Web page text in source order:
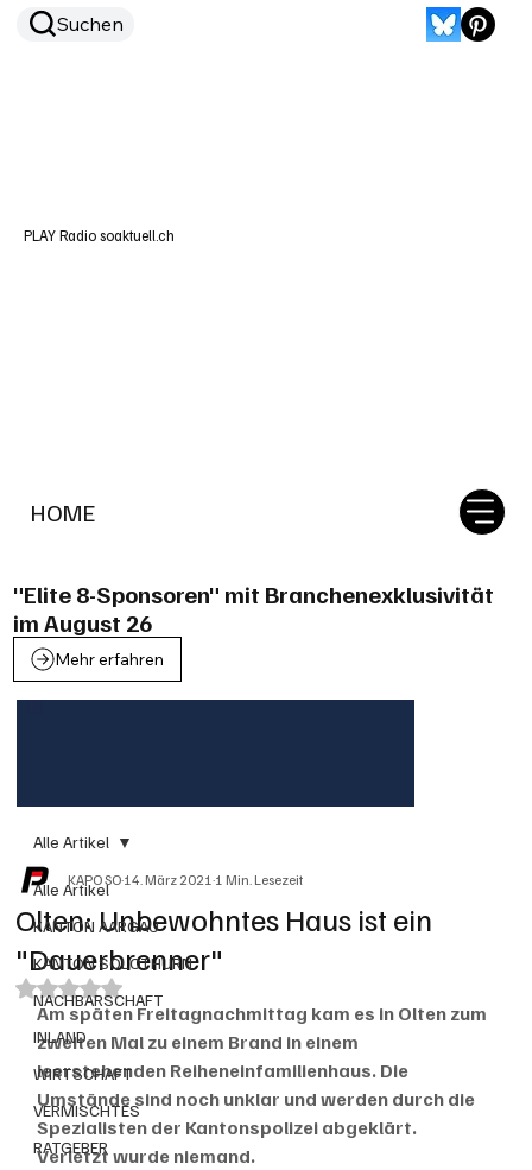
HOME
Suchen
PLAY Radio soaktuell.ch
"Elite 8-Sponsoren" mit Branchenexklusivität
im August 26
Mehr erfahren
Alle Artikel
KANTON AARGAU
KANTON SOLOTHURN
NACHBARSCHAFT
INLAND
WIRTSCHAFT
VERMISCHTES
RATGEBER
Alle Artikel
Olten: Unbewohntes Haus ist ein
"Dauerbrenner"
KAPO SO14. März 20211 Min. Lesezeit
Mit NaN von 5 Sternen bewertet.
Am späten Freitagnachmittag kam es in Olten zum
zweiten Mal zu einem Brand in einem
leerstehenden Reiheneinfamilienhaus. Die
Umstände sind noch unklar und werden durch die
Spezialisten der Kantonspolizei abgeklärt.
Verletzt wurde niemand.